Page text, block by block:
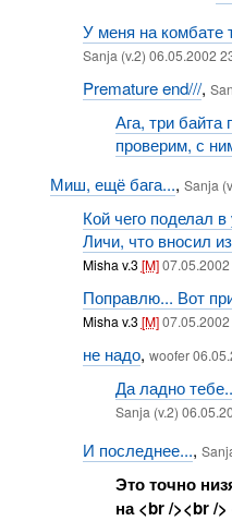
У меня на комбате
Sanja (v.2) 06.05.2002
Premature end///,
Ага, три байта
проверим, с
Миш, ещё бага..., Sanja
Кой чего поделал
Личи, что вносил
Misha v.3 [M]
Поправлю... Вот
Misha v.3 [M]
не надо, woofer
Да ладно
Sanja (v.2)
И последнее...,
Это точно
на <br /><br /